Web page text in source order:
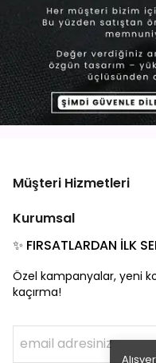
Müşteri Hizmetleri
Kurumsal
✨ FIRSATLARDAN İLK
Özel kampanyalar, yeni
kaçırma!